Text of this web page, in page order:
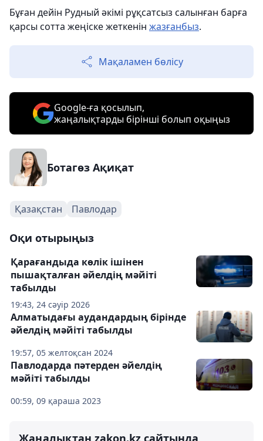
Бұған дейін Рудный әкімі рұқсатсыз салынған барға
қарсы сотта жеңіске жеткенін жазғанбыз.
Мақаламен бөлісу
Google-ға қосылып,
жаңалықтарды бірінші болып оқыңыз
Ботагөз Ақиқат
Қазақстан Павлодар
Оқи отырыңыз
19:43, 24 сәуір 2026
Қарағандыда көлік ішінен
пышақталған әйелдің мәйіті
табылды
19:57, 05 желтоқсан 2024
Алматыдағы аудандардың бірінде
әйелдің мәйіті табылды
00:59, 09 қараша 2023
Павлодарда пәтерден әйелдің
мәйіті табылды
Жаңалықтан zakon.kz сайтында